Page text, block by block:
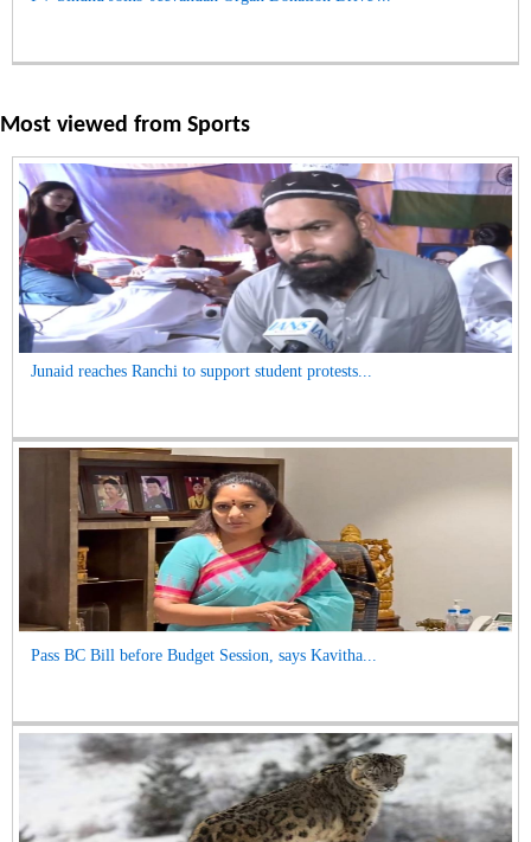
Most viewed from Sports
Junaid reaches Ranchi to support student protests...
Pass BC Bill before Budget Session, says Kavitha...